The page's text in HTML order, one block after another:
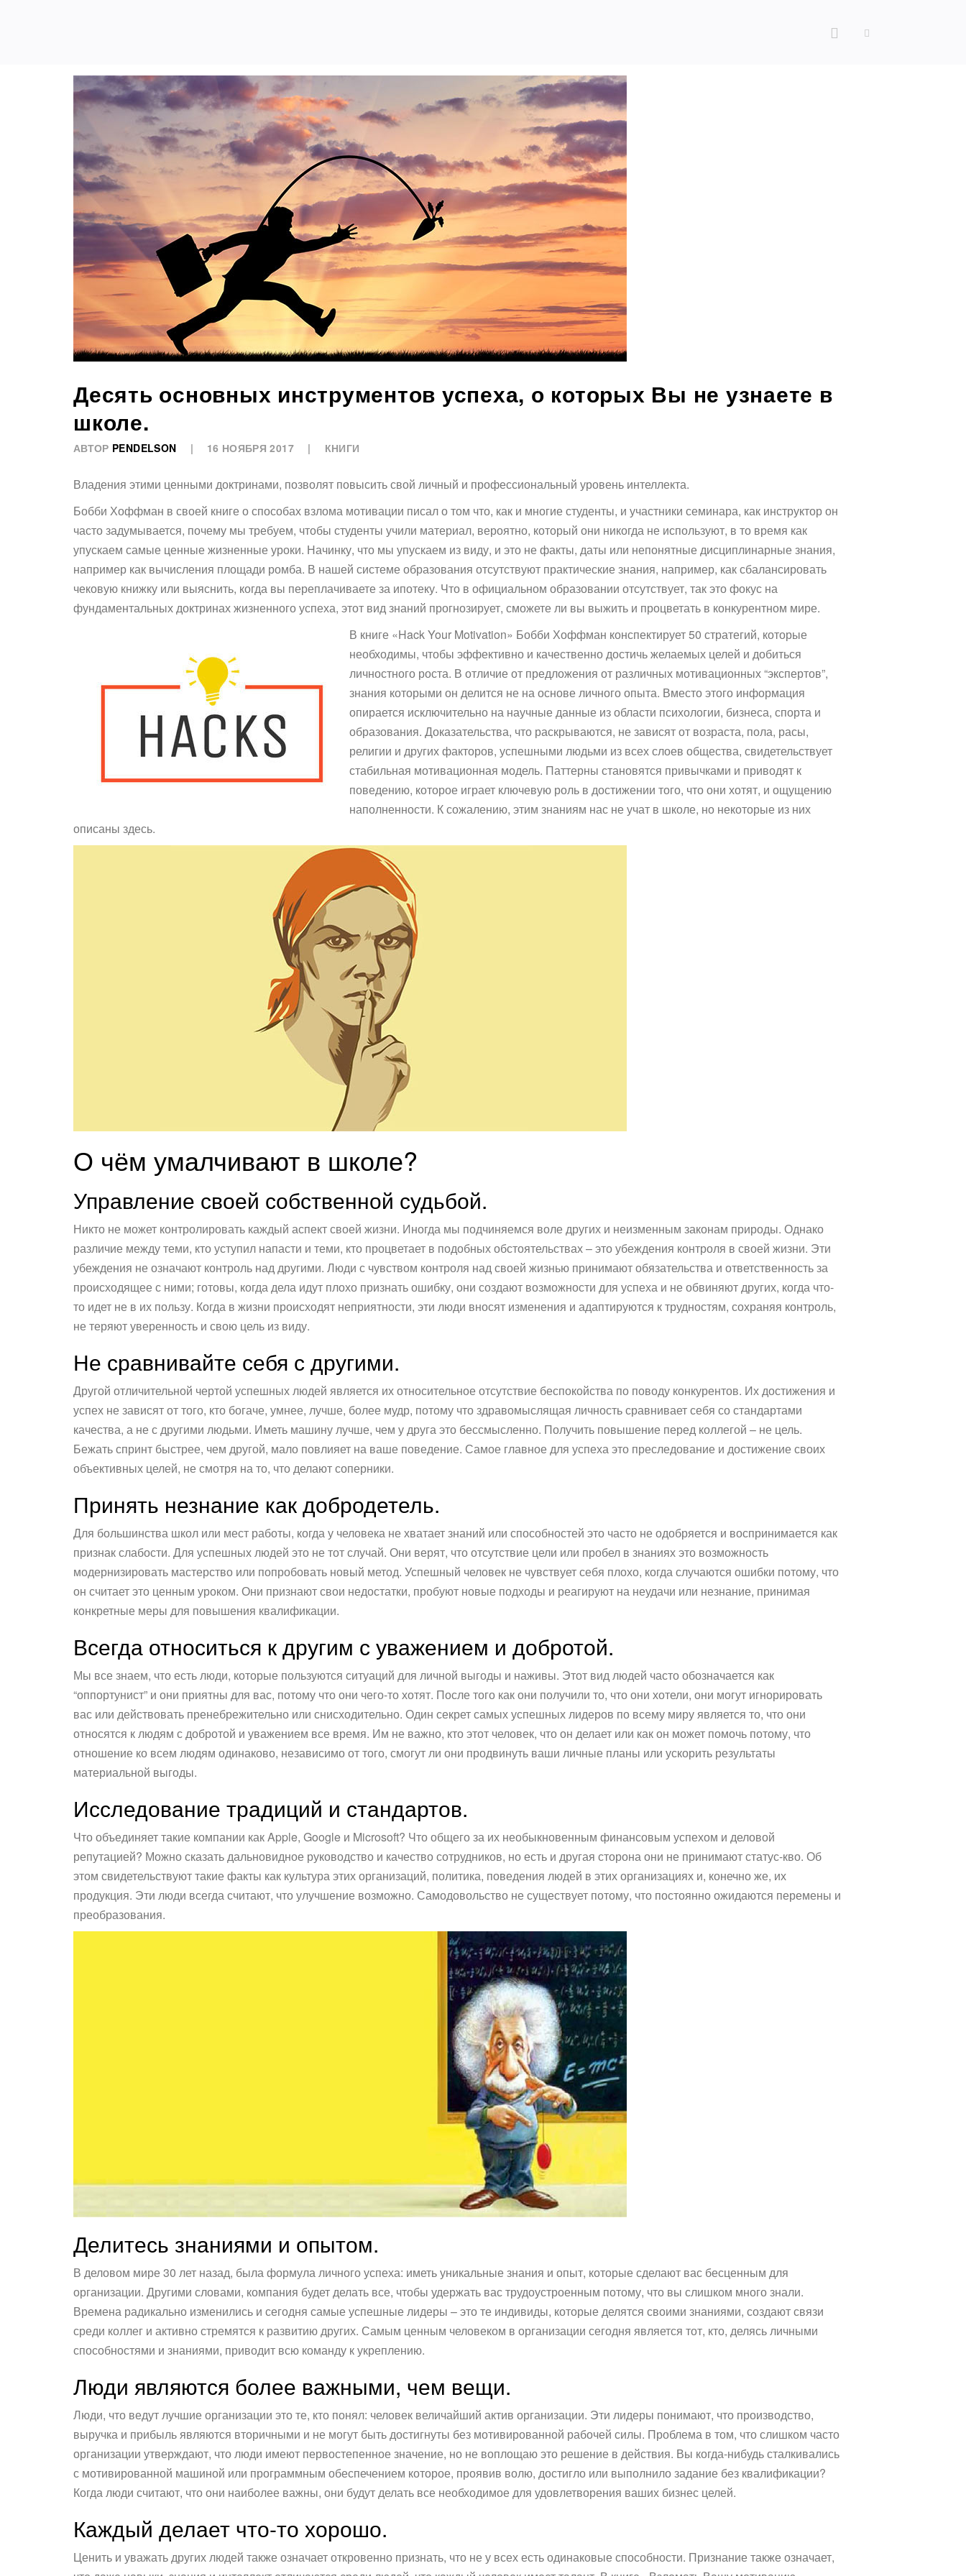
Десять основных инструментов успеха, о которых Вы не узнаете в
школе.
АВТОР PENDELSON 16 НОЯБРЯ 2017 КНИГИ
Владения этими ценными доктринами, позволят повысить свой личный и профессиональный уровень интеллекта.
Бобби Хоффман в своей книге о способах взлома мотивации писал о том что, как и многие студенты, и участники семинара, как инструктор он
часто задумывается, почему мы требуем, чтобы студенты учили материал, вероятно, который они никогда не используют, в то время как
упускаем самые ценные жизненные уроки. Начинку, что мы упускаем из виду, и это не факты, даты или непонятные дисциплинарные знания,
например как вычисления площади ромба. В нашей системе образования отсутствуют практические знания, например, как сбалансировать
чековую книжку или выяснить, когда вы переплачиваете за ипотеку. Что в официальном образовании отсутствует, так это фокус на
фундаментальных доктринах жизненного успеха, этот вид знаний прогнозирует, сможете ли вы выжить и процветать в конкурентном мире.
В книге «Hack Your Motivation» Бобби Хоффман конспектирует 50 стратегий, которые
необходимы, чтобы эффективно и качественно достичь желаемых целей и добиться
личностного роста. В отличие от предложения от различных мотивационных “экспертов”,
знания которыми он делится не на основе личного опыта. Вместо этого информация
опирается исключительно на научные данные из области психологии, бизнеса, спорта и
образования. Доказательства, что раскрываются, не зависят от возраста, пола, расы,
религии и других факторов, успешными людьми из всех слоев общества, свидетельствует
стабильная мотивационная модель. Паттерны становятся привычками и приводят к
поведению, которое играет ключевую роль в достижении того, что они хотят, и ощущению
наполненности. К сожалению, этим знаниям нас не учат в школе, но некоторые из них
описаны здесь.
О чём умалчивают в школе?
Управление своей собственной судьбой.
Никто не может контролировать каждый аспект своей жизни. Иногда мы подчиняемся воле других и неизменным законам природы. Однако
различие между теми, кто уступил напасти и теми, кто процветает в подобных обстоятельствах – это убеждения контроля в своей жизни. Эти
убеждения не означают контроль над другими. Люди с чувством контроля над своей жизнью принимают обязательства и ответственность за
происходящее с ними; готовы, когда дела идут плохо признать ошибку, они создают возможности для успеха и не обвиняют других, когда что-
то идет не в их пользу. Когда в жизни происходят неприятности, эти люди вносят изменения и адаптируются к трудностям, сохраняя контроль,
не теряют уверенность и свою цель из виду.
Не сравнивайте себя с другими.
Другой отличительной чертой успешных людей является их относительное отсутствие беспокойства по поводу конкурентов. Их достижения и
успех не зависят от того, кто богаче, умнее, лучше, более мудр, потому что здравомыслящая личность сравнивает себя со стандартами
качества, а не с другими людьми. Иметь машину лучше, чем у друга это бессмысленно. Получить повышение перед коллегой – не цель.
Бежать спринт быстрее, чем другой, мало повлияет на ваше поведение. Самое главное для успеха это преследование и достижение своих
объективных целей, не смотря на то, что делают соперники.
Принять незнание как добродетель.
Для большинства школ или мест работы, когда у человека не хватает знаний или способностей это часто не одобряется и воспринимается как
признак слабости. Для успешных людей это не тот случай. Они верят, что отсутствие цели или пробел в знаниях это возможность
модернизировать мастерство или попробовать новый метод. Успешный человек не чувствует себя плохо, когда случаются ошибки потому, что
он считает это ценным уроком. Они признают свои недостатки, пробуют новые подходы и реагируют на неудачи или незнание, принимая
конкретные меры для повышения квалификации.
Всегда относиться к другим с уважением и добротой.
Мы все знаем, что есть люди, которые пользуются ситуаций для личной выгоды и наживы. Этот вид людей часто обозначается как
“оппортунист” и они приятны для вас, потому что они чего-то хотят. После того как они получили то, что они хотели, они могут игнорировать
вас или действовать пренебрежительно или снисходительно. Один секрет самых успешных лидеров по всему миру является то, что они
относятся к людям с добротой и уважением все время. Им не важно, кто этот человек, что он делает или как он может помочь потому, что
отношение ко всем людям одинаково, независимо от того, смогут ли они продвинуть ваши личные планы или ускорить результаты
материальной выгоды.
Исследование традиций и стандартов.
Что объединяет такие компании как Apple, Google и Microsoft? Что общего за их необыкновенным финансовым успехом и деловой
репутацией? Можно сказать дальновидное руководство и качество сотрудников, но есть и другая сторона они не принимают статус-кво. Об
этом свидетельствуют такие факты как культура этих организаций, политика, поведения людей в этих организациях и, конечно же, их
продукция. Эти люди всегда считают, что улучшение возможно. Самодовольство не существует потому, что постоянно ожидаются перемены и
преобразования.
Делитесь знаниями и опытом.
В деловом мире 30 лет назад, была формула личного успеха: иметь уникальные знания и опыт, которые сделают вас бесценным для
организации. Другими словами, компания будет делать все, чтобы удержать вас трудоустроенным потому, что вы слишком много знали.
Времена радикально изменились и сегодня самые успешные лидеры – это те индивиды, которые делятся своими знаниями, создают связи
среди коллег и активно стремятся к развитию других. Самым ценным человеком в организации сегодня является тот, кто, делясь личными
способностями и знаниями, приводит всю команду к укреплению.
Люди являются более важными, чем вещи.
Люди, что ведут лучшие организации это те, кто понял: человек величайший актив организации. Эти лидеры понимают, что производство,
выручка и прибыль являются вторичными и не могут быть достигнуты без мотивированной рабочей силы. Проблема в том, что слишком часто
организации утверждают, что люди имеют первостепенное значение, но не воплощаю это решение в действия. Вы когда-нибудь сталкивались
с мотивированной машиной или программным обеспечением которое, проявив волю, достигло или выполнило задание без квалификации?
Когда люди считают, что они наиболее важны, они будут делать все необходимое для удовлетворения ваших бизнес целей.
Каждый делает что-то хорошо.
Ценить и уважать других людей также означает откровенно признать, что не у всех есть одинаковые способности. Признание также означает,